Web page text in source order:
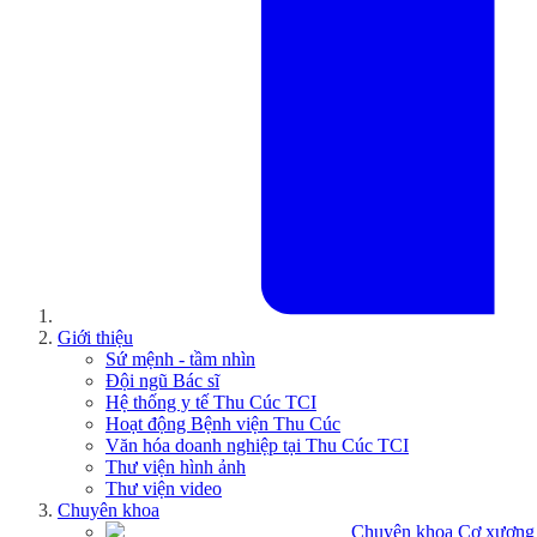
Giới thiệu
Sứ mệnh - tầm nhìn
Đội ngũ Bác sĩ
Hệ thống y tế Thu Cúc TCI
Hoạt động Bệnh viện Thu Cúc
Văn hóa doanh nghiệp tại Thu Cúc TCI
Thư viện hình ảnh
Thư viện video
Chuyên khoa
Chuyên khoa Cơ